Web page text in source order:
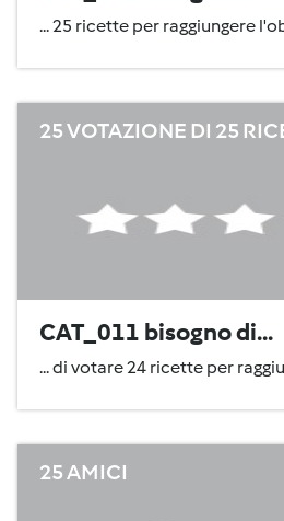
... 25 ricette per raggiungere
25 VOTAZIONE DI 25
CAT_011 bisogno di...
... di votare 24 ricette per
25 AMICI